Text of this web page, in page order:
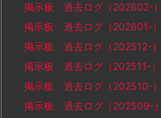
掲示板 過去ログ（202602-
掲示板 過去ログ（202601-
掲示板 過去ログ（202512-）
掲示板 過去ログ（202511-）
掲示板 過去ログ（202510-
掲示板 過去ログ（202509-